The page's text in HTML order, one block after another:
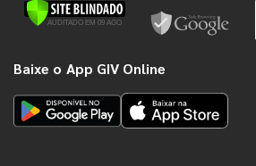
Baixe o App GIV Online